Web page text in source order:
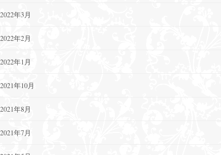
2022年3月
2022年2月
2022年1月
2021年10月
2021年8月
2021年7月